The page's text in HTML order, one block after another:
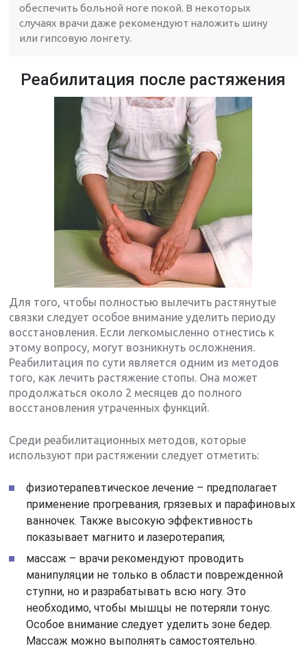
обеспечить больной ноге покой. В некоторых
случаях врачи даже рекомендуют наложить шину
или гипсовую лонгету.
Реабилитация после растяжения
Для того, чтобы полностью вылечить растянутые
связки следует особое внимание уделить периоду
восстановления. Если легкомысленно отнестись к
этому вопросу, могут возникнуть осложнения.
Реабилитация по сути является одним из методов
того, как лечить растяжение стопы. Она может
продолжаться около 2 месяцев до полного
восстановления утраченных функций.
Среди реабилитационных методов, которые
используют при растяжении следует отметить:
физиотерапевтическое лечение – предполагает
применение прогревания, грязевых и парафиновых
ванночек. Также высокую эффективность
показывает магнито и лазеротерапия;
массаж – врачи рекомендуют проводить
манипуляции не только в области поврежденной
ступни, но и разрабатывать всю ногу. Это
необходимо, чтобы мышцы не потеряли тонус.
Особое внимание следует уделить зоне бедер.
Массаж можно выполнять самостоятельно.